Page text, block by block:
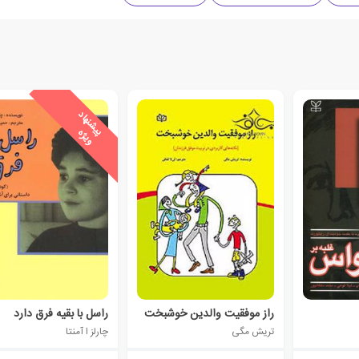
راز موفقیت والدین خوشبخت
تریش مگی
پ
ی
ش
ن
ه
ا
د
و
ی
ژ
ه
راسل با بقیه فرق دارد
چارلز ا آمنتا